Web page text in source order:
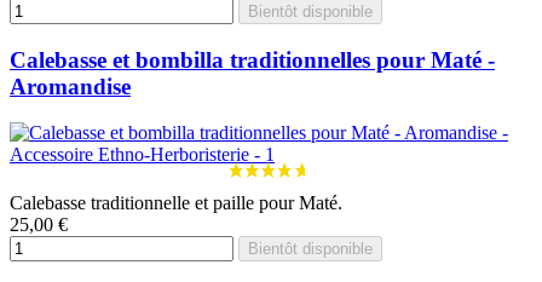
Bientôt disponible
Calebasse et bombilla traditionnelles pour Maté -
Aromandise
Calebasse traditionnelle et paille pour Maté.
25,00 €
Bientôt disponible